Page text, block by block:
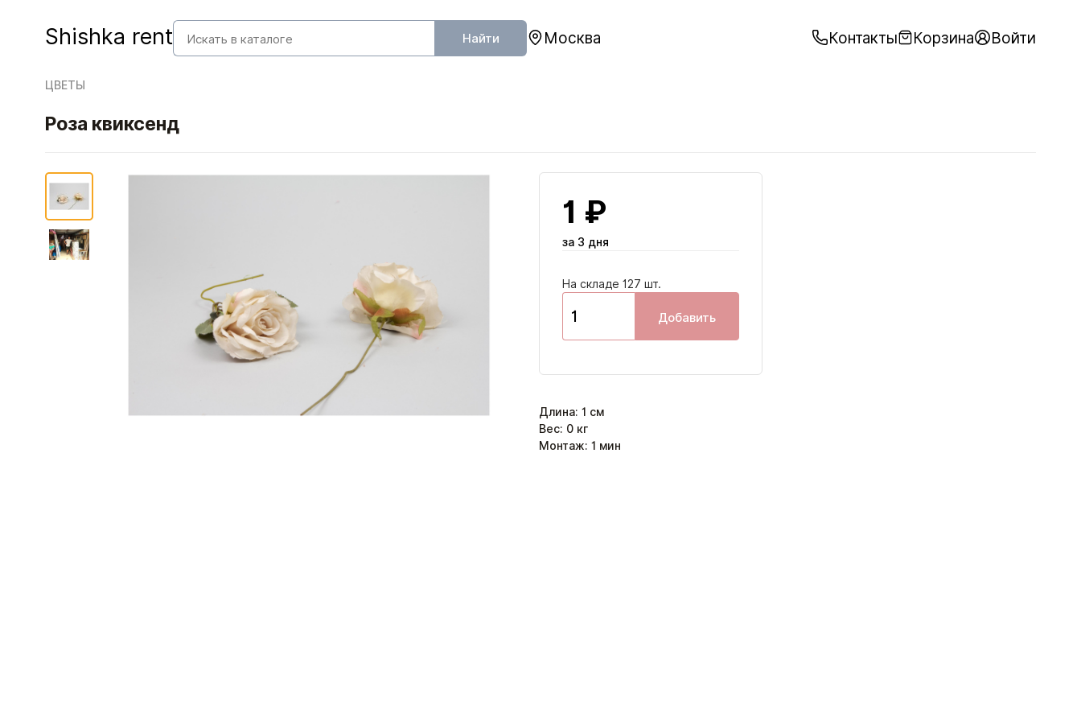
Shishka rent Найти Москва Контакты Корзина Войти
ЦВЕТЫ
Роза квиксенд
1 ₽
за 3 дня
На складе 127 шт.
Добавить
Длина: 1 см
Вес: 0 кг
Монтаж: 1 мин